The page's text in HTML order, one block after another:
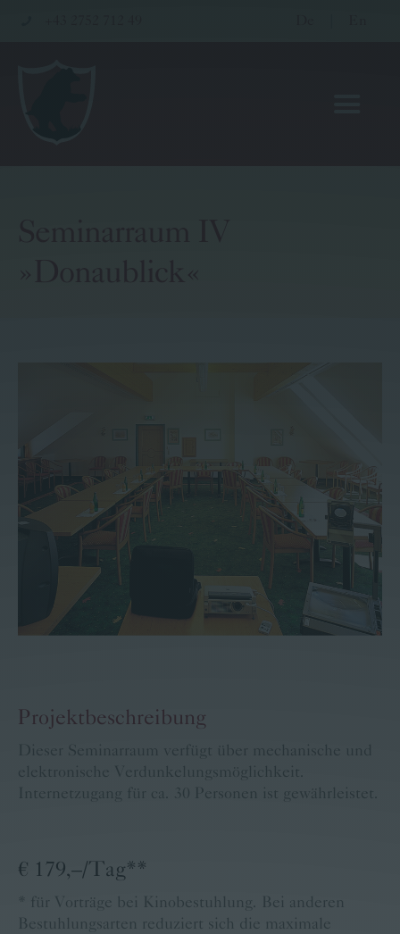
Kontakt
Karriere
Bärige Termine
Projektbeschreibung
Dieser Seminarraum verfügt über mechanische und
elektronische Verdunkelungsmöglichkeit.
Internetzugang für ca. 30 Personen ist gewährleistet.
€ 179,–/Tag**
* für Vorträge bei Kinobestuhlung. Bei anderen
Bestuhlungsarten reduziert sich die maximale